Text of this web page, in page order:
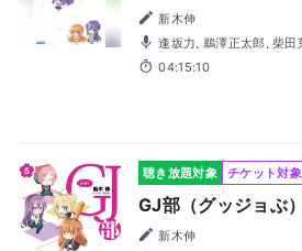
新木伸
逢坂力, 鵜澤正太郎, 柴田芽衣, 朝日奈丸佳, 本泉莉奈, 水
野亜美, 福緒唯, 高木美佑, 奥
04:15:10
聴き放題対象 チケット対象
GJ部（グッジョぶ
新木伸